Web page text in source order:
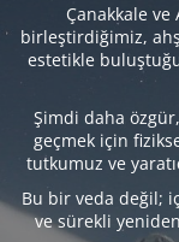
Çanakkale ve
birleştirdiğimiz,
estetikle
Şimdi daha
geçmek için
tutkumuz ve
Bu bir veda değil;
ve sürekli